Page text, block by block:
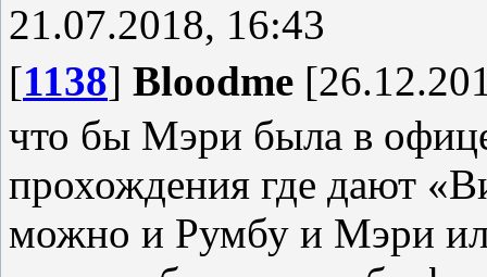
21.07.2018, 16:43
[1138] Bloodme
что бы Мэри была в
прохождения где дают
можно и Румбу и Мэри